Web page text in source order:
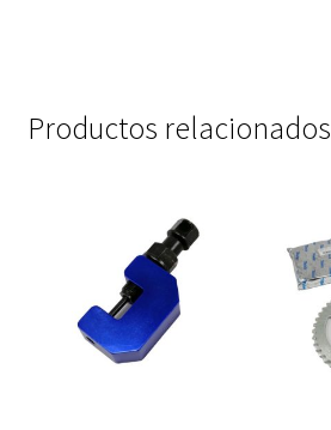
Productos relacionados